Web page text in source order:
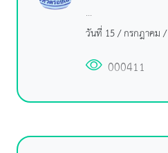
...
วันที่ 15 / กรกฎาคม
000411